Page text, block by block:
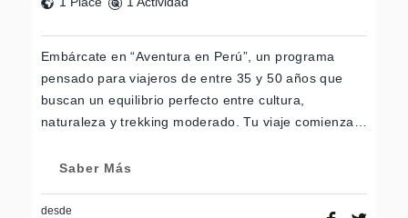
Embárcate en “Aventura en Perú”, un programa
pensado para viajeros de entre 35 y 50 años que
buscan un equilibrio perfecto entre cultura,
naturaleza y trekking moderado. Tu viaje comienza…
Saber Más
desde